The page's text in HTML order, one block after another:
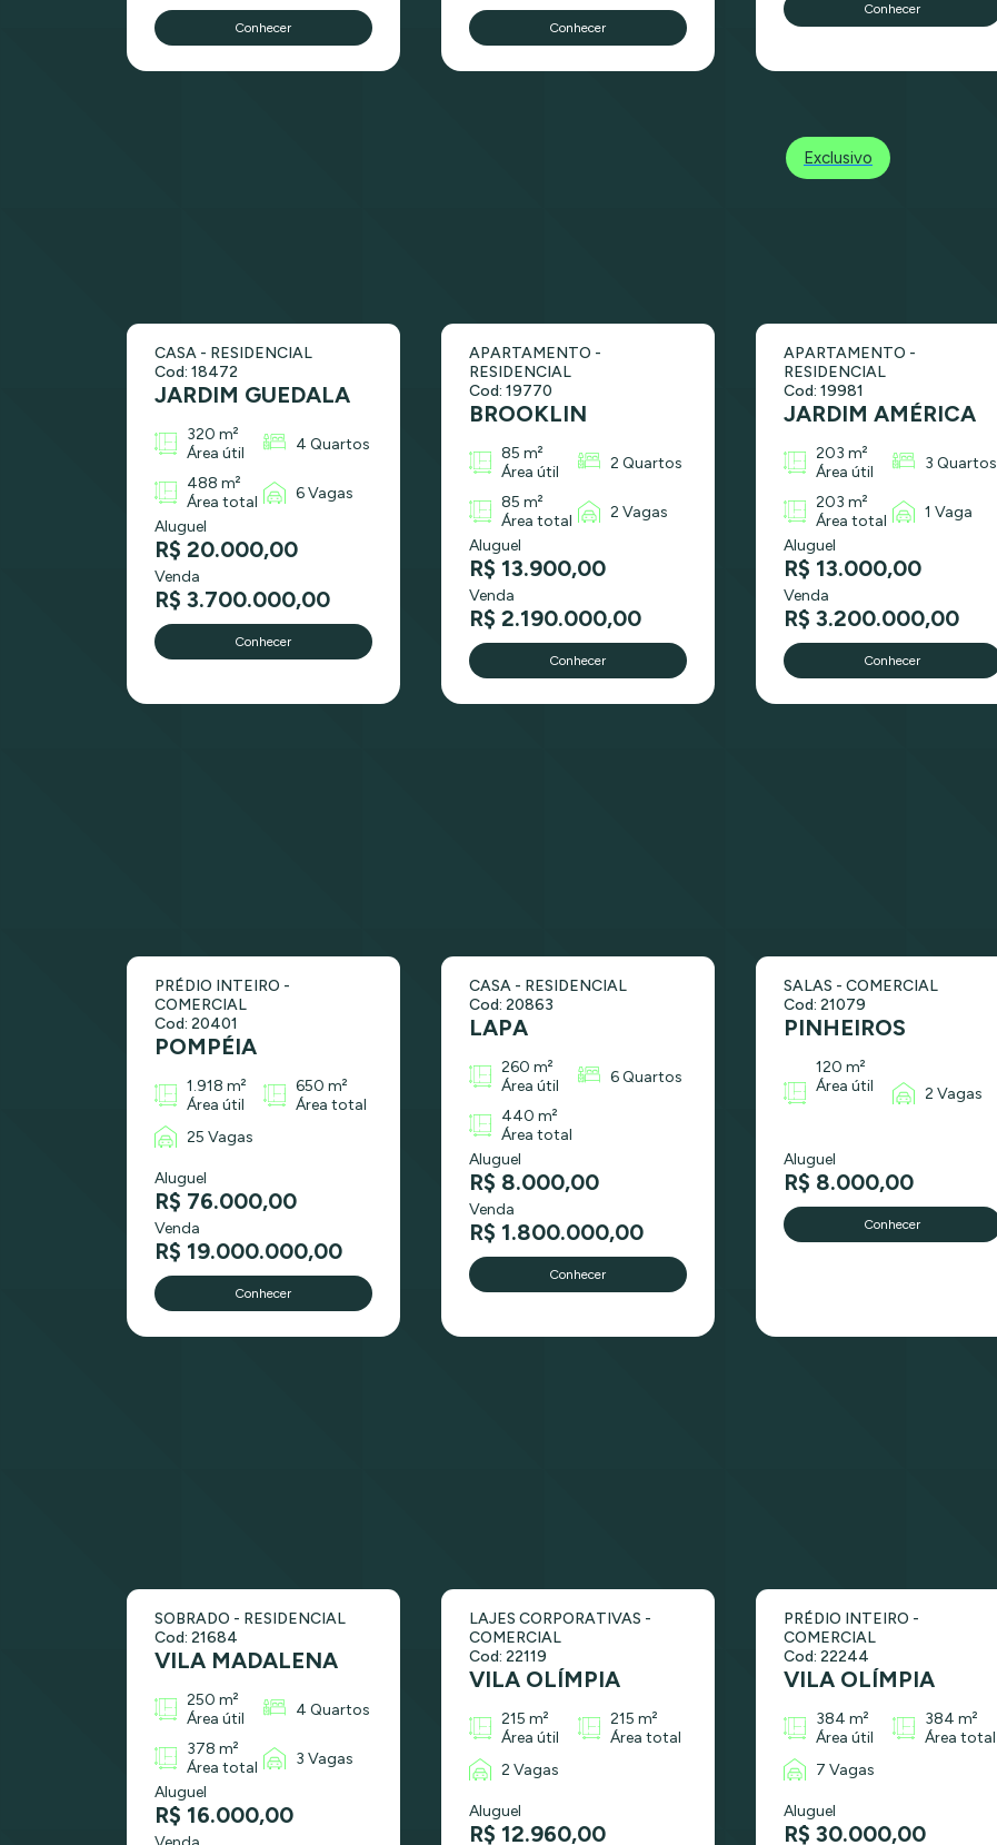
Conhecer Conhecer
Conhecer
CASA - RESIDENCIAL
Cod: 18472
JARDIM GUEDALA
320 m²
Área útil
4 Quartos
488 m²
Área total
6 Vagas
Aluguel
R$ 20.000,00
Venda
R$ 3.700.000,00
Conhecer
APARTAMENTO -
RESIDENCIAL
Cod: 19770
BROOKLIN
85 m²
Área útil
2 Quartos
85 m²
Área total
2 Vagas
Aluguel
R$ 13.900,00
Venda
R$ 2.190.000,00
Conhecer
Exclusivo
APARTAMENTO -
RESIDENCIAL
Cod: 19981
JARDIM AMÉRICA
203 m²
Área útil
3 Quartos
203 m²
Área total
1 Vaga
Aluguel
R$ 13.000,00
Venda
R$ 3.200.000,00
Conhecer
PRÉDIO INTEIRO -
COMERCIAL
Cod: 20401
POMPÉIA
1.918 m²
Área útil
650 m²
Área total
25 Vagas
Aluguel
R$ 76.000,00
Venda
R$ 19.000.000,00
Conhecer
CASA - RESIDENCIAL
Cod: 20863
LAPA
260 m²
Área útil
6 Quartos
440 m²
Área total
Aluguel
R$ 8.000,00
Venda
R$ 1.800.000,00
Conhecer
SALAS - COMERCIAL
Cod: 21079
PINHEIROS
120 m²
Área útil
2 Vagas
Aluguel
R$ 8.000,00
Conhecer
SOBRADO - RESIDENCIAL
Cod: 21684
VILA MADALENA
250 m²
Área útil
4 Quartos
378 m²
Área total
3 Vagas
Aluguel
R$ 16.000,00
LAJES CORPORATIVAS -
COMERCIAL
Cod: 22119
VILA OLÍMPIA
215 m²
Área útil
215 m²
Área total
2 Vagas
Aluguel
R$ 12.960,00
PRÉDIO INTEIRO -
COMERCIAL
Cod: 22244
VILA OLÍMPIA
384 m²
Área útil
384 m²
Área total
7 Vagas
Aluguel
R$ 30.000,00